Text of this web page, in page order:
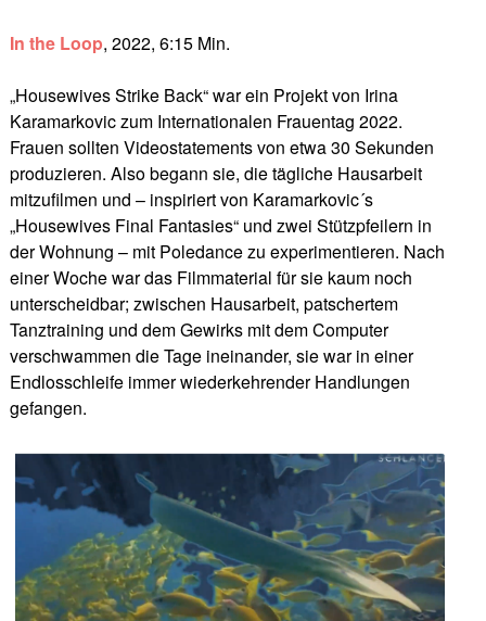
In the Loop, 2022, 6:15 Min.
„Housewives Strike Back“ war ein Projekt von Irina
Karamarkovic zum Internationalen Frauentag 2022.
Frauen sollten Videostatements von etwa 30 Sekunden
produzieren. Also begann sie, die tägliche Hausarbeit
mitzufilmen und – inspiriert von Karamarkovic´s
„Housewives Final Fantasies“ und zwei Stützpfeilern in
der Wohnung – mit Poledance zu experimentieren. Nach
einer Woche war das Filmmaterial für sie kaum noch
unterscheidbar; zwischen Hausarbeit, patschertem
Tanztraining und dem Gewirks mit dem Computer
verschwammen die Tage ineinander, sie war in einer
Endlosschleife immer wiederkehrender Handlungen
gefangen.